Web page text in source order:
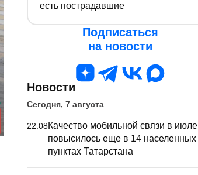
есть пострадавшие
Подписаться
на новости
Новости
Сегодня, 7 августа
22:08Качество мобильной связи в июле
повысилось еще в 14 населенных
пунктах Татарстана